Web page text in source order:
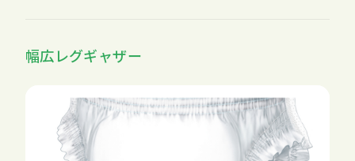
幅広レグギャザー